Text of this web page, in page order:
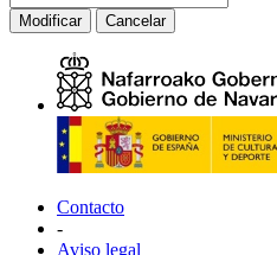
Modificar Cancelar
Contacto
-
Aviso legal